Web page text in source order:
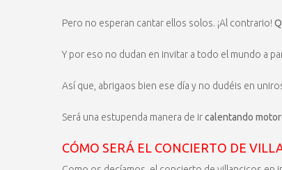
Pero no esperan cantar ellos solos. ¡Al contrario!
Y por eso no dudan en invitar a todo el mundo a
Así que, abrigaos bien ese día y no dudéis en
Será una estupenda manera de ircalentando
CÓMO SERÁ EL CONCIERTO DE